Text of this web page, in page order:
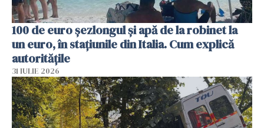
100 de euro șezlongul și apă de la robinet la
un euro, în stațiunile din Italia. Cum explică
autoritățile
31 IULIE 2026